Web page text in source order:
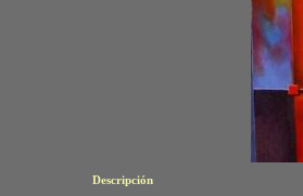
Descripción